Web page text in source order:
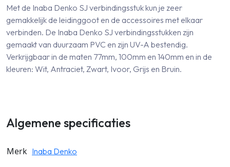
Met de Inaba Denko SJ verbindingsstuk kun je zeer
gemakkelijk de leidinggoot en de accessoires met elkaar
verbinden. De Inaba Denko SJ verbindingsstukken zijn
gemaakt van duurzaam PVC en zijn UV-A bestendig.
Verkrijgbaar in de maten 77mm, 100mm en 140mm en in de
kleuren: Wit, Antraciet, Zwart, Ivoor, Grijs en Bruin.
Algemene specificaties
Merk Inaba Denko